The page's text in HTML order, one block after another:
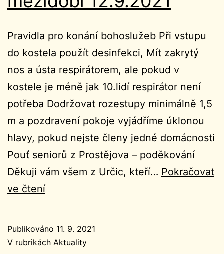
Pravidla pro konání bohoslužeb Při vstupu
do kostela použít desinfekci, Mít zakrytý
nos a ústa respirátorem, ale pokud v
kostele je méně jak 10.lidí respirátor není
potřeba Dodržovat rozestupy minimálně 1,5
m a pozdravení pokoje vyjádříme úklonou
hlavy, pokud nejste členy jedné domácnosti
Pouť seniorů z Prostějova – poděkování
Děkuji vám všem z Určic, kteří… Pokračovat
ve čteníOhlášky
v
Publikováno 11. 9. 2021
V rubrikách Aktuality